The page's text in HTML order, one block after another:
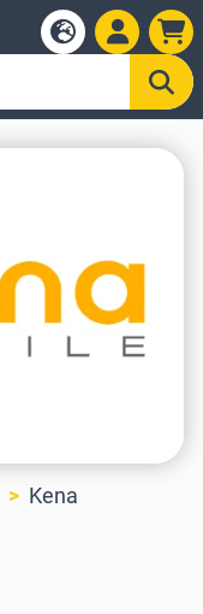
Kena